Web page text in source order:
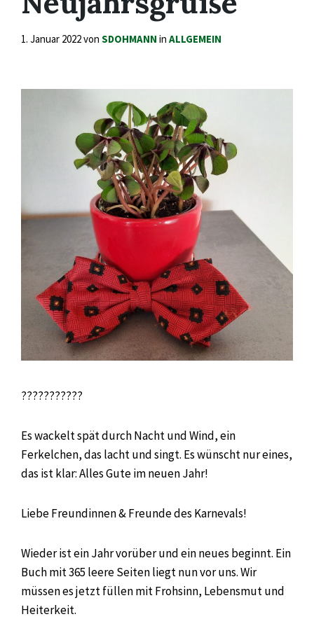
1. Januar 2022von SDOHMANN in ALLGEMEIN
???????????
Es wackelt spät durch Nacht und Wind, ein
Ferkelchen, das lacht und singt. Es wünscht nur eines,
das ist klar: Alles Gute im neuen Jahr!
Liebe Freundinnen & Freunde des Karnevals!
Wieder ist ein Jahr vorüber und ein neues beginnt. Ein
Buch mit 365 leere Seiten liegt nun vor uns. Wir
müssen es jetzt füllen mit Frohsinn, Lebensmut und
Heiterkeit.